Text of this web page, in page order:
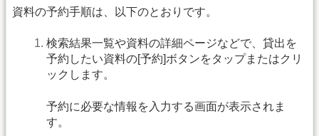
資料の予約手順は、以下のとおりです。
検索結果一覧や資料の詳細ページなどで、貸出を
予約したい資料の[予約]ボタンをタップまたはクリ
ックします。
予約に必要な情報を入力する画面が表示されま
す。